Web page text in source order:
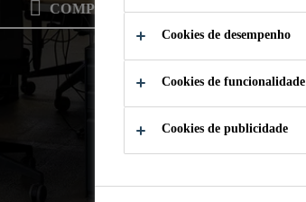
COMPARTILHE
Cookies de desempenho
Cookies de funcionalidade
Cookies de publicidade